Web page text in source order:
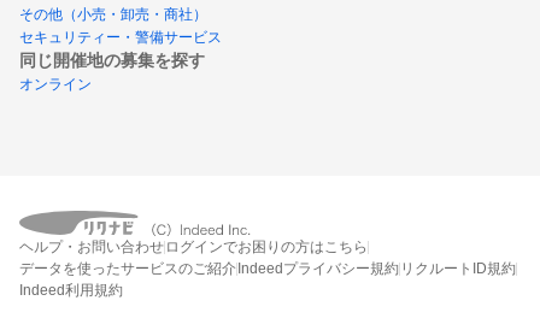
その他（小売・卸売・商社）
セキュリティー・警備サービス
同じ開催地の募集を探す
オンライン
エントリーするとプログラムの詳細案内を
受け取れるようになります
ヘルプ・お問い合わせ ログインでお困りの方はこちら
データを使ったサービスのご紹介 Indeedプライバシー規約 リクルートID規約
Indeed利用規約